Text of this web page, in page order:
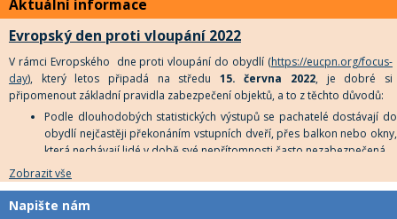
úterý 22. února 2022 ve 12 hodin. Na tento okamžik upozorní také
majáky policejních vozů, které se rozsvítí před služebnami po celé
republice.
Aktuální informace
Evropský den proti vloupání 2022
V rámci Evropského dne proti vloupání do obydlí (https://eucpn.org/focus-
day), který letos připadá na středu 15. června 2022, je dobré si
připomenout základní pravidla zabezpečení objektů, a to z těchto důvodů:
Podle dlouhodobých statistických výstupů se pachatelé dostávají do
obydlí nejčastěji překonáním vstupních dveří, přes balkon nebo okny,
která nechávají lidé v době své nepřítomnosti často nezabezpečená.
K nezvané návštěvě mnohdy napomáhá právě ponechání otevřené
okenní ventilace či mikro ventilace. Vloupání se do obydlí a jeho
vykradení přes mikro ventilaci může pachateli trvat kolem jedné
Zobrazit vše
Napište nám